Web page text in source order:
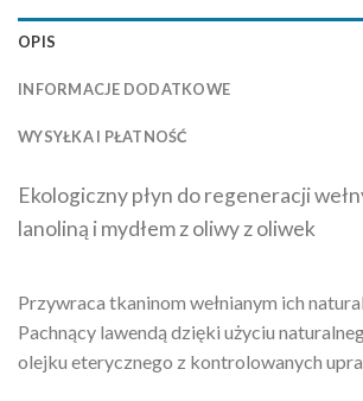
OPIS
INFORMACJE DODATKOWE
WYSYŁKA I PŁATNOŚĆ
Ekologiczny płyn do regeneracji
lanoliną i mydłem z oliwy z oliwek
Przywraca tkaninom wełnianym ich
Pachnący lawendą dzięki użyciu
olejku eterycznego z kontrolowanych